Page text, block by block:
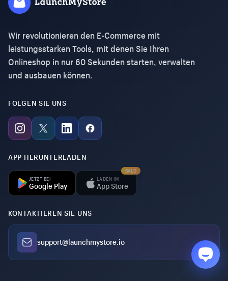
Wir revolutionieren den E-Commerce mit
leistungsstarken Tools, mit denen Sie Ihren
Onlineshop in nur 60 Sekunden starten, verwalten
und ausbauen können.
FOLGEN SIE UNS
APP HERUNTERLADEN
JETZT BEI
Google Play
LADEN IM
App Store
BALD
KONTAKTIEREN SIE UNS
support@launchmystore.io